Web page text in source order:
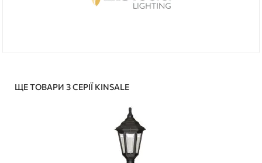
ЩЕ ТОВАРИ З СЕРІЇ KINSALE